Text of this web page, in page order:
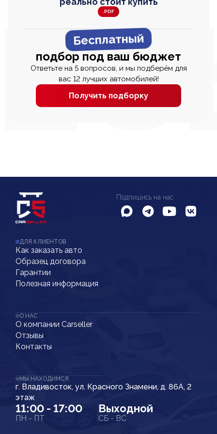
.PDF
Бесплатный
подбор под ваш бюджет
Ответьте на 5 вопросов, и мы подберём для
вас 12 лучших автомобилей!
Получить подборку
Подпишись на нас
ДЛЯ КЛИЕНТОВ
Как заказать авто
Образец договора
Гарантии
Полезная информация
О НАС
О компании Carseller
Отзывы
Контакты
МЫ НАХОДИМСЯ
г. Владивосток, ул. Красного Знамени, д. 86А, 2
этаж
11:00 - 17:00
ПН - ПТ
Выходной
СБ - ВС